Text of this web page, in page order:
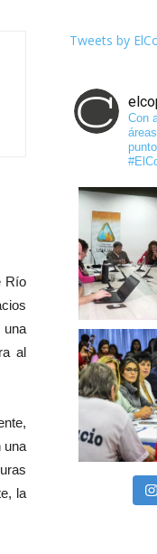
Río
al
una
la
Tweets by
Con